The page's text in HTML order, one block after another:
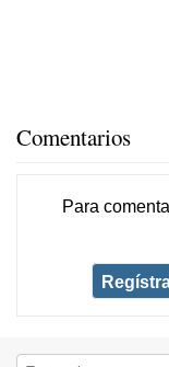
Comentarios
Para